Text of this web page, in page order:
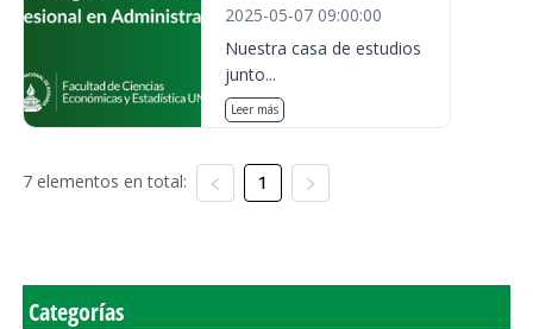
2025-05-07 09:00:00
Nuestra casa de estudios
junto...
Leer más
7 elementos en total: 1
Categorías